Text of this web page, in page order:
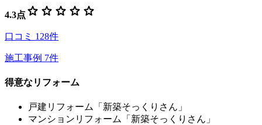
4.3点 star star star star star
口コミ 128件
施工事例 7件
得意なリフォーム
戸建リフォーム「新築そっくりさん」
マンションリフォーム「新築そっくりさん」